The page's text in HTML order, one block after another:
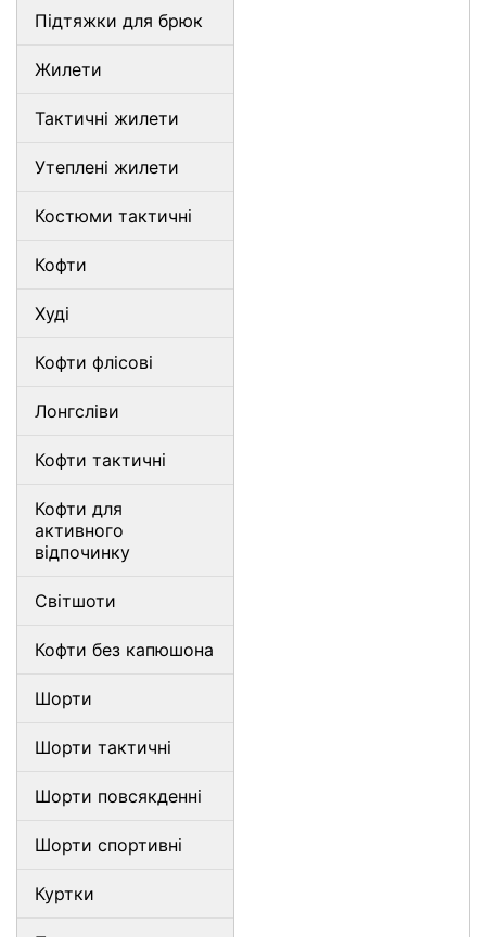
Підтяжки для брюк
Жилети
Тактичні жилети
Утеплені жилети
Костюми тактичні
Кофти
Худі
Кофти флісові
Лонгсліви
Кофти тактичні
Кофти для
активного
відпочинку
Світшоти
Кофти без капюшона
Шорти
Шорти тактичні
Шорти повсякденні
Шорти спортивні
Куртки